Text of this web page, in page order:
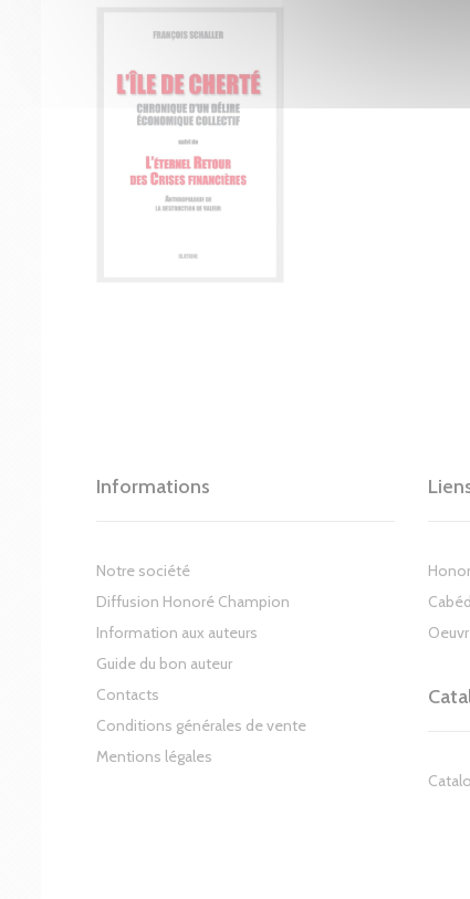
Informations
Notre société
Diffusion Honoré Champion
Information aux auteurs
Guide du bon auteur
Contacts
Conditions générales de vente
Mentions légales